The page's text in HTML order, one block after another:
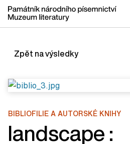
Zpět na výsledky
BIBLIOFILIE A AUTORSKÉ KNIHY
landscape :